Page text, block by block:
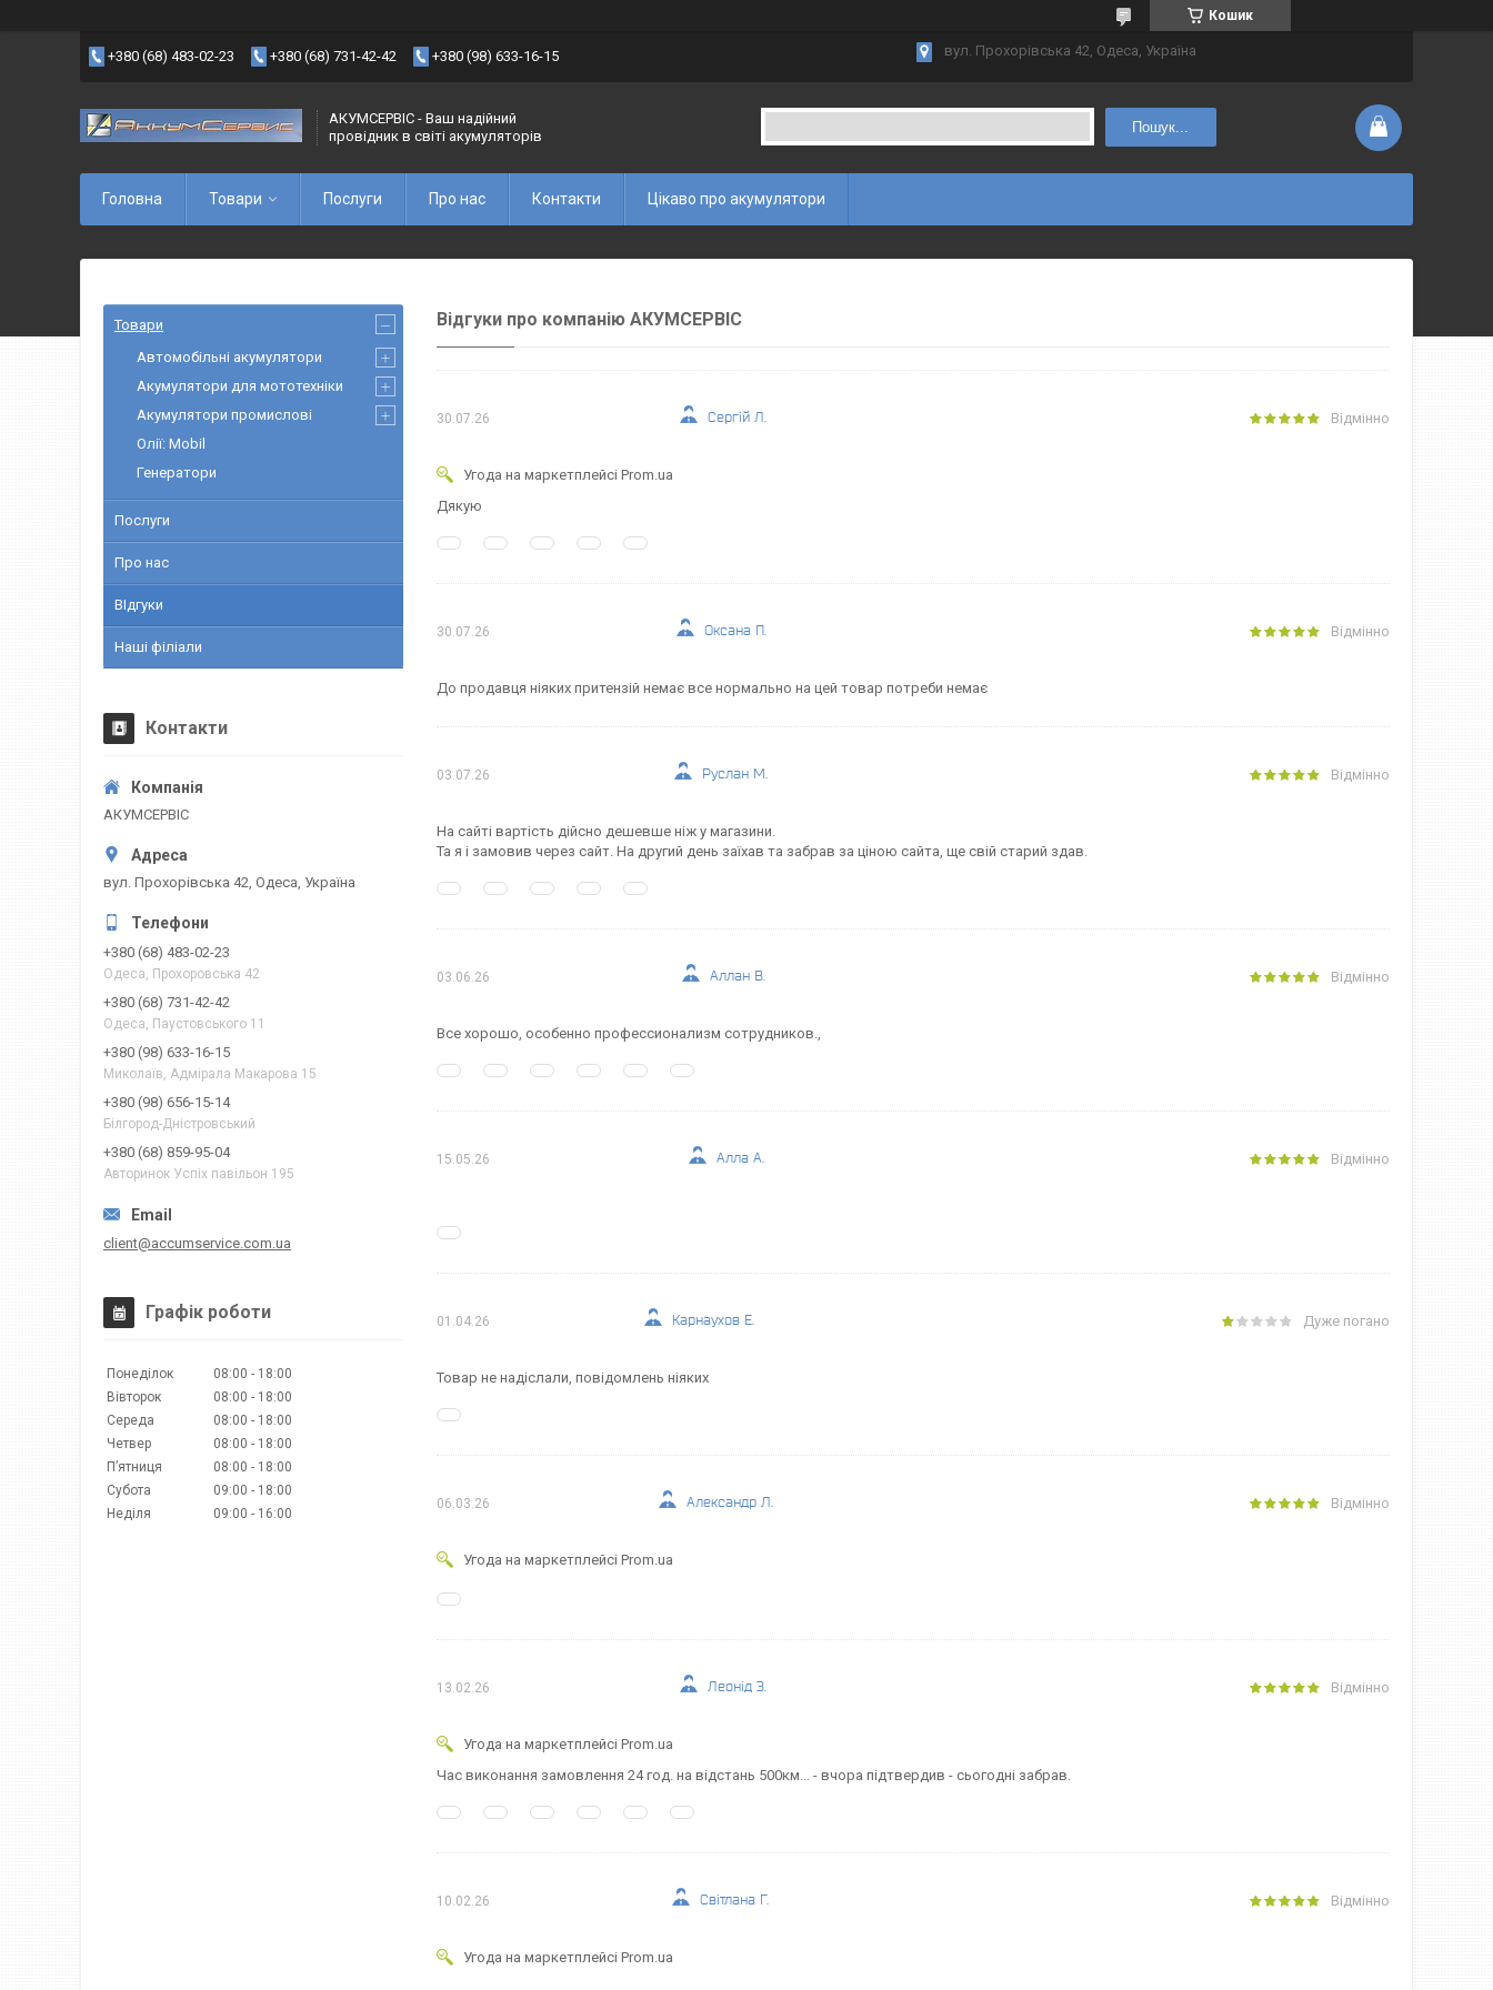
Кошик
+380 (68) 483-02-23 +380 (68) 731-42-42 +380 (98) 633-16-15 вул. Прохорівська 42, Одеса, Україна
АКУМСЕРВІС - Ваш надійний
провідник в світі акумуляторів
Пошук...
Головна Товари Послуги Про нас Контакти Цікаво про акумулятори
Відгуки про компанію АКУМСЕРВІС
30.07.26 Сергій Л. Відмінно
Угода на маркетплейсі Prom.ua
Дякую
30.07.26 Оксана П. Відмінно
До продавця ніяких притензій немає все нормально на цей товар потреби немає
03.07.26 Руслан М. Відмінно
На сайті вартість дійсно дешевше ніж у магазини.
Та я і замовив через сайт. На другий день заїхав та забрав за ціною сайта, ще свій старий здав.
03.06.26 Аллан В. Відмінно
Все хорошо, особенно профессионализм сотрудников.,
15.05.26 Алла А. Відмінно
01.04.26 Карнаухов Е. Дуже погано
Товар не надіслали, повідомлень ніяких
06.03.26 Александр Л. Відмінно
Угода на маркетплейсі Prom.ua
13.02.26 Леонід З. Відмінно
Угода на маркетплейсі Prom.ua
Час виконання замовлення 24 год. на відстань 500км... - вчора підтвердив - сьогодні забрав.
10.02.26 Світлана Г. Відмінно
Угода на маркетплейсі Prom.ua
Товари
Автомобільні акумулятори
Акумулятори для мототехніки
Акумулятори промислові
Олії: Mobil
Генератори
Послуги
Про нас
ВІдгуки
Наші філіали
Контакти
АКУМСЕРВІС
вул. Прохорівська 42, Одеса, Україна
+380 (68) 483-02-23
Одеса, Прохоровська 42
+380 (68) 731-42-42
Одеса, Паустовського 11
+380 (98) 633-16-15
Миколаїв, Адмірала Макарова 15
+380 (98) 656-15-14
Білгород-Дністровський
+380 (68) 859-95-04
Авторинок Успіх павільон 195
client@accumservice.com.ua
Графік роботи
Понеділок 08:00
18:00
Вівторок
08:00
18:00
Середа
08:00
18:00
Четвер
08:00
18:00
Пʼятниця
08:00
18:00
Субота
09:00
18:00
Неділя
09:00 16:00